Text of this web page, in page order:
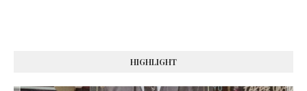
HIGHLIGHT